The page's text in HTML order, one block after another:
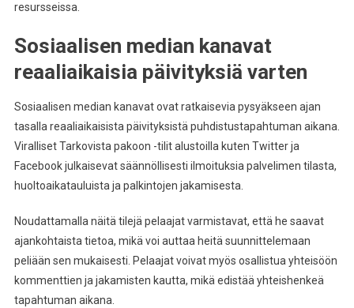
resursseissa.
Sosiaalisen median kanavat
reaaliaikaisia päivityksiä varten
Sosiaalisen median kanavat ovat ratkaisevia pysyäkseen ajan
tasalla reaaliaikaisista päivityksistä puhdistustapahtuman aikana.
Viralliset Tarkovista pakoon -tilit alustoilla kuten Twitter ja
Facebook julkaisevat säännöllisesti ilmoituksia palvelimen tilasta,
huoltoaikatauluista ja palkintojen jakamisesta.
Noudattamalla näitä tilejä pelaajat varmistavat, että he saavat
ajankohtaista tietoa, mikä voi auttaa heitä suunnittelemaan
peliään sen mukaisesti. Pelaajat voivat myös osallistua yhteisöön
kommenttien ja jakamisten kautta, mikä edistää yhteishenkeä
tapahtuman aikana.